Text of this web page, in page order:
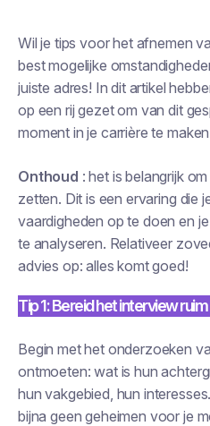
Wil je tips voor het afnemen
best mogelijke
juiste adres! In dit artikel
op een rij gezet om van dit
moment in je carrière te
Onthoud : het is belangrijk
zetten. Dit is een ervaring die
vaardigheden op te doen en
te analyseren. Relativeer
advies op: alles komt goed!
Tip 1: Bereid het interview
Begin met het onderzoeken
ontmoeten: wat is hun
hun vakgebied, hun
bijna geen geheimen voor je